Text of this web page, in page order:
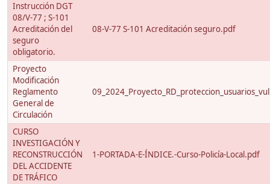
Instrucción DGT
08/V-77 ; S-101
Acreditación del
seguro
obligatorio.
08-V-77 S-101 Acreditación seguro.pdf
Proyecto
Modificación
Reglamento
General de
Circulación
CURSO
INVESTIGACIÓN Y
RECONSTRUCCIÓN
DEL ACCIDENTE
DE TRÁFICO
1-PORTADA-E-ÍNDICE.-Curso-Policía-Local.pdf